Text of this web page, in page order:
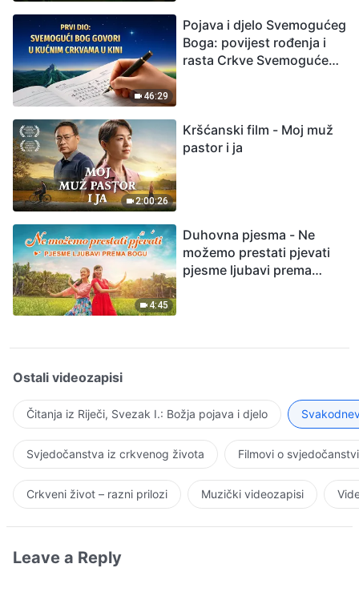
46:29
Pojava i djelo Svemogućeg
Boga: povijest rođenja i
rasta Crkve Svemogućeg
2:00:26
Kršćanski film - Moj muž
pastor i ja
4:45
Duhovna pjesma - Ne
možemo prestati pjevati
pjesme ljubavi prema
Ostali videozapisi
Čitanja iz Riječi, Svezak I.: Božja pojava i djelo
Svjedočanstva iz crkvenog života Filmovi o
Crkveni život – razni prilozi Muzički videozapisi
Leave a Reply